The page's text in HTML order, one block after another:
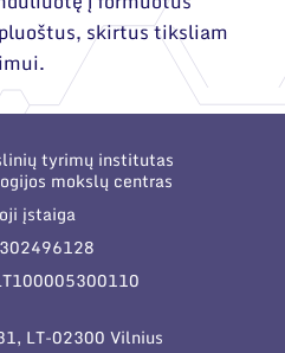
ir mokytojams
skirtus tiksliam
tyrimų institutas
mokslų centras
įstaiga
LT-02300 Vilnius